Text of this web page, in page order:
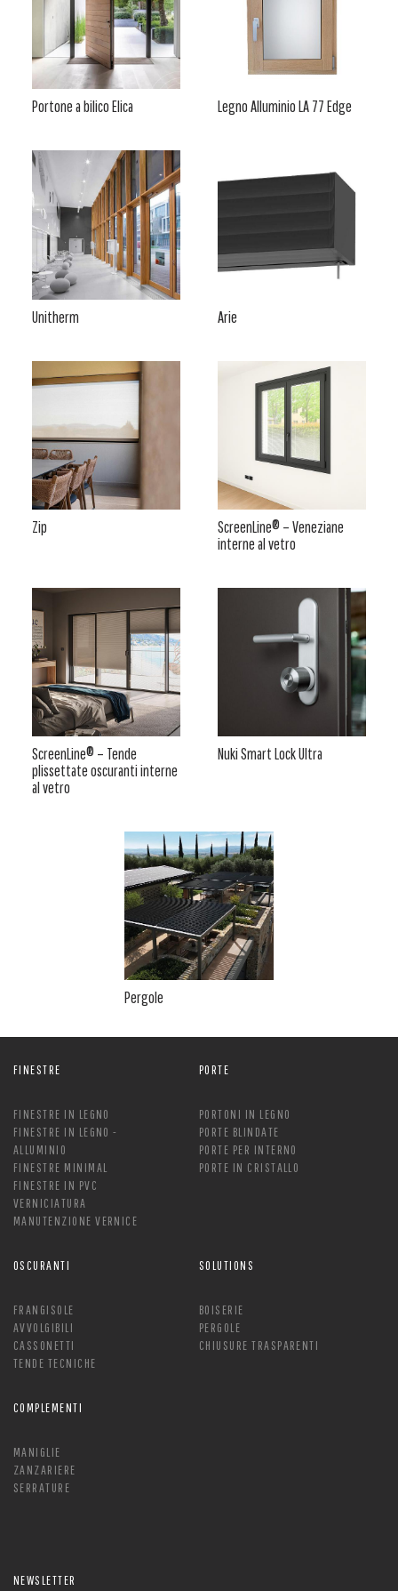
Portone a bilico Elica Legno Alluminio LA 77 Edge
Unitherm Arie
Zip
ScreenLine® – Veneziane
interne al vetro
ScreenLine® – Tende
plissettate oscuranti interne
al vetro
Nuki Smart Lock Ultra
Pergole
FINESTRE
FINESTRE IN LEGNO
FINESTRE IN LEGNO -
ALLUMINIO
FINESTRE MINIMAL
FINESTRE IN PVC
VERNICIATURA
MANUTENZIONE VERNICE
PORTE
PORTONI IN LEGNO
PORTE BLINDATE
PORTE PER INTERNO
PORTE IN CRISTALLO
OSCURANTI
FRANGISOLE
AVVOLGIBILI
CASSONETTI
TENDE TECNICHE
SOLUTIONS
BOISERIE
PERGOLE
CHIUSURE TRASPARENTI
COMPLEMENTI
MANIGLIE
ZANZARIERE
SERRATURE
NEWSLETTER